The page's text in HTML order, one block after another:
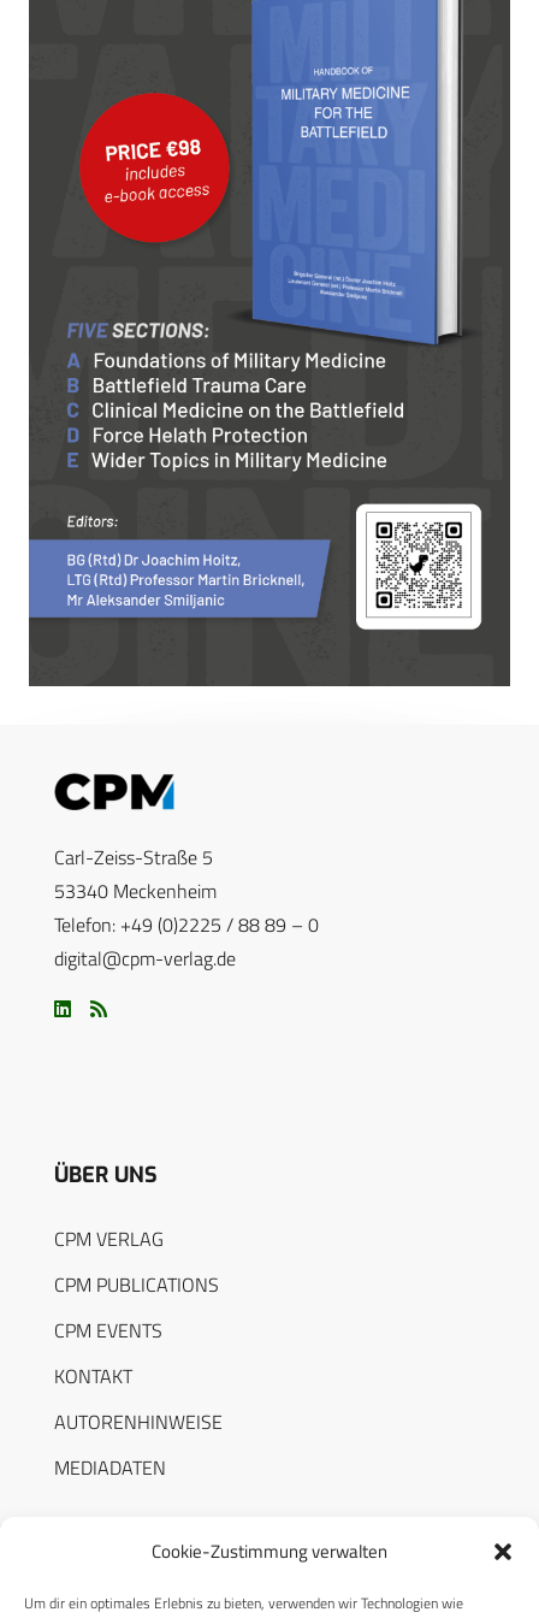
Cookie-Zustimmung verwalten
Um dir ein optimales Erlebnis zu bieten, verwenden wir Technologien wie
Carl-Zeiss-Straße 5
53340 Meckenheim
Telefon: +49 (0)2225 / 88 89 – 0
digital@cpm-verlag.de
ÜBER UNS
CPM VERLAG
CPM PUBLICATIONS
CPM EVENTS
KONTAKT
AUTORENHINWEISE
MEDIADATEN